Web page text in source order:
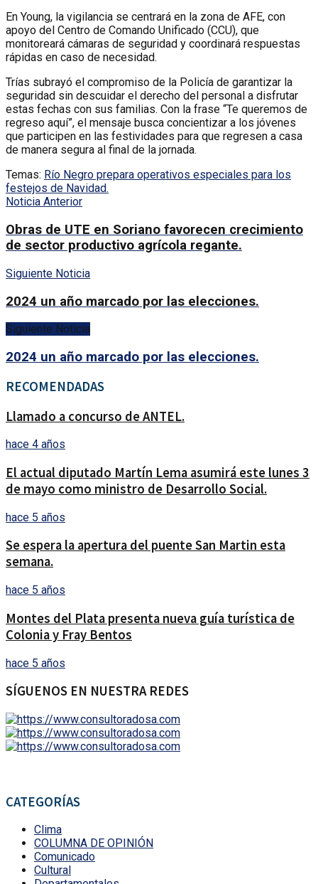
En Young, la vigilancia se centrará en la zona de AFE, con
apoyo del Centro de Comando Unificado (CCU), que
monitoreará cámaras de seguridad y coordinará respuestas
rápidas en caso de necesidad.
Trías subrayó el compromiso de la Policía de garantizar la
seguridad sin descuidar el derecho del personal a disfrutar
estas fechas con sus familias. Con la frase “Te queremos de
regreso aquí”, el mensaje busca concientizar a los jóvenes
que participen en las festividades para que regresen a casa
de manera segura al final de la jornada.
Temas: Río Negro prepara operativos especiales para los
festejos de Navidad.
Noticia Anterior
Obras de UTE en Soriano favorecen crecimiento
de sector productivo agrícola regante.
Siguiente Noticia
2024 un año marcado por las elecciones.
Siguiente Noticia
2024 un año marcado por las elecciones.
RECOMENDADAS
Llamado a concurso de ANTEL.
hace 4 años
El actual diputado Martín Lema asumirá este lunes 3
de mayo como ministro de Desarrollo Social.
hace 5 años
Se espera la apertura del puente San Martin esta
semana.
hace 5 años
Montes del Plata presenta nueva guía turística de
Colonia y Fray Bentos
hace 5 años
SÍGUENOS EN NUESTRA REDES
CATEGORÍAS
Clima
COLUMNA DE OPINIÓN
Comunicado
Cultural